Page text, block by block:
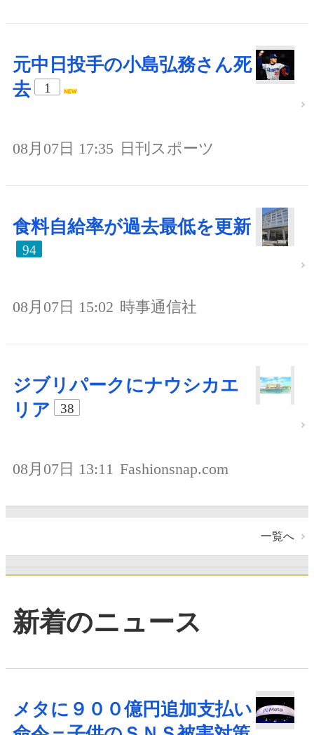
元中日投手の小島弘務さん死
去
1
08月07日 17:35 日刊スポーツ
食料自給率が過去最低を更新
94
08月07日 15:02 時事通信社
ジブリパークにナウシカエ
リア
38
08月07日 13:11 Fashionsnap.com
一覧へ
新着のニュース
メタに９００億円追加支払い